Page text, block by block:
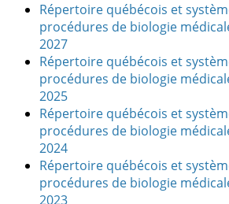
Répertoire québécois et
procédures de biologie
2027
Répertoire québécois et
procédures de biologie
2025
Répertoire québécois et
procédures de biologie
2024
Répertoire québécois et
procédures de biologie
2023